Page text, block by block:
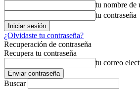
tu nombre de
tu contraseña
¿Olvidaste tu contraseña?
Recuperación de contraseña
Recupera tu contraseña
tu correo
Buscar